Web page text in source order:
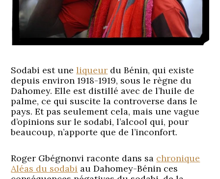
Sodabi est uneliqueur du Bénin, qui existe
depuis environ 1918-1919, sous le règne du
Dahomey. Elle est distillé avec de l’huile de
palme, ce qui suscite la controverse dans le
pays. Et pas seulement cela, mais une vague
d’opinions sur le sodabi, l’alcool qui, pour
beaucoup, n’apporte que de l’inconfort.
Roger Gbégnonvi raconte dans sa chronique
Aléas du sodabi au Dahomey-Bénin ces